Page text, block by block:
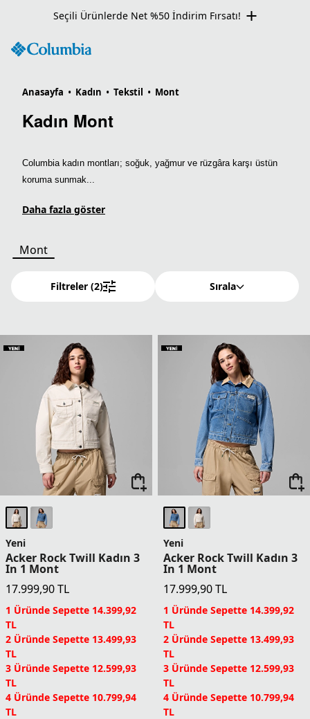
Seçili Ürünlerde Net %50 İndirim Fırsatı!
Anasayfa • Kadın • Tekstil • Mont
Kadın Mont
Columbia kadın montları; soğuk, yağmur ve rüzgâra karşı üstün
koruma sunmak...
Daha fazla göster
Mont
Filtreler (2) Sırala
Yeni
Acker Rock Twill Kadın 3
In 1 Mont
17.999,90TL
1 Üründe Sepette 14.399,92
TL
2 Üründe Sepette 13.499,93
TL
3 Üründe Sepette 12.599,93
TL
4 Üründe Sepette 10.799,94
TL
Yeni
Acker Rock Twill Kadın 3
In 1 Mont
17.999,90TL
1 Üründe Sepette 14.399,92
TL
2 Üründe Sepette 13.499,93
TL
3 Üründe Sepette 12.599,93
TL
4 Üründe Sepette 10.799,94
TL